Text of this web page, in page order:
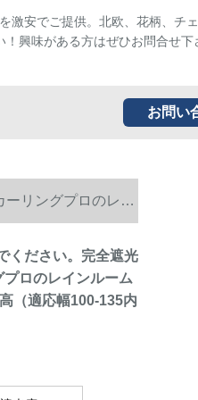
激安でご提供。北欧、花柄、チ
興味がある方はぜひお問合せ下
お問い
ーリングプロのレイ
ください。完全遮光
ロのレインルーム
（適応幅100-135内